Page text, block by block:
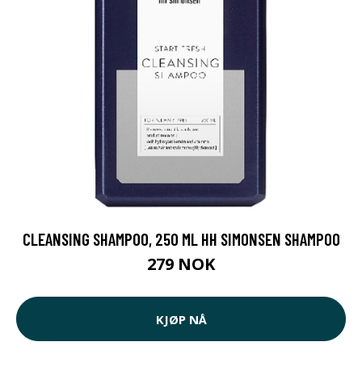
CLEANSING SHAMPOO, 250 ML HH SIMONSEN SHAMPOO
279 NOK
KJØP NÅ